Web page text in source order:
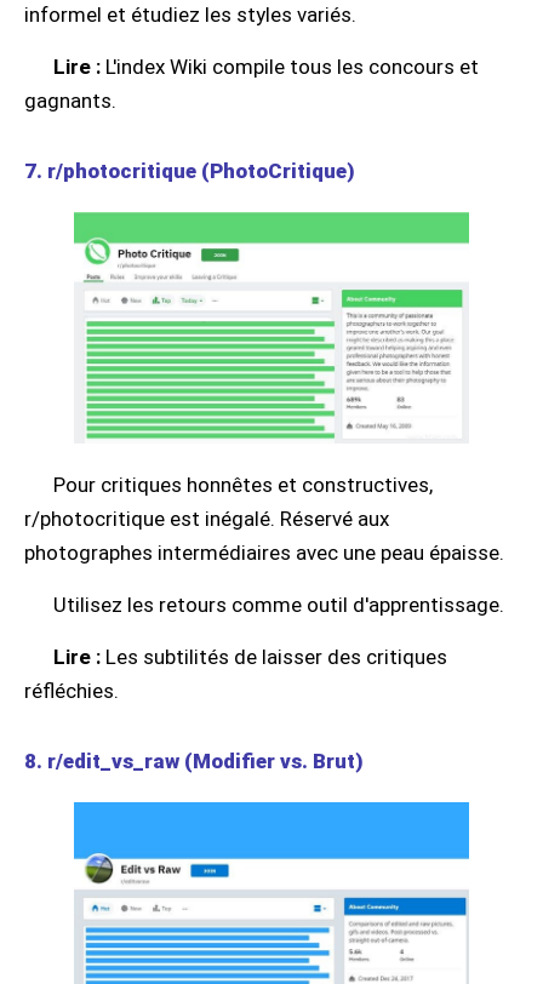
informel et étudiez les styles variés.
Lire : L'index Wiki compile tous les concours et
gagnants.
7. r/photocritique (PhotoCritique)
Pour critiques honnêtes et constructives,
r/photocritique est inégalé. Réservé aux
photographes intermédiaires avec une peau épaisse.
Utilisez les retours comme outil d'apprentissage.
Lire : Les subtilités de laisser des critiques
réfléchies.
8. r/edit_vs_raw (Modifier vs. Brut)